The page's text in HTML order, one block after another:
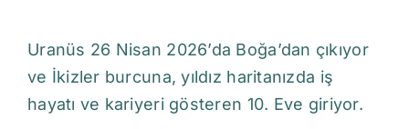
Uranüs 26 Nisan 2026’da Boğa’dan çıkıyor
ve İkizler burcuna, yıldız haritanızda iş
hayatı ve kariyeri gösteren 10. Eve giriyor.